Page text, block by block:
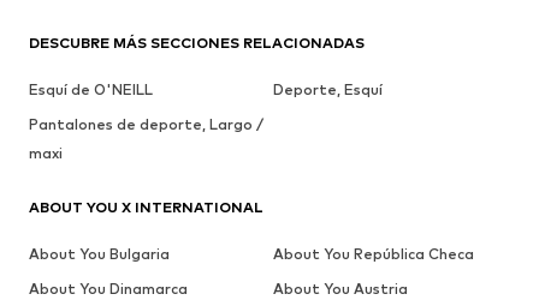
DESCUBRE MÁS SECCIONES RELACIONADAS
Esquí de O'NEILL
Deporte, Esquí
Pantalones de deporte, Largo /
maxi
ABOUT YOU X INTERNATIONAL
About You Bulgaria
About You República Checa
About You Dinamarca
About You Austria